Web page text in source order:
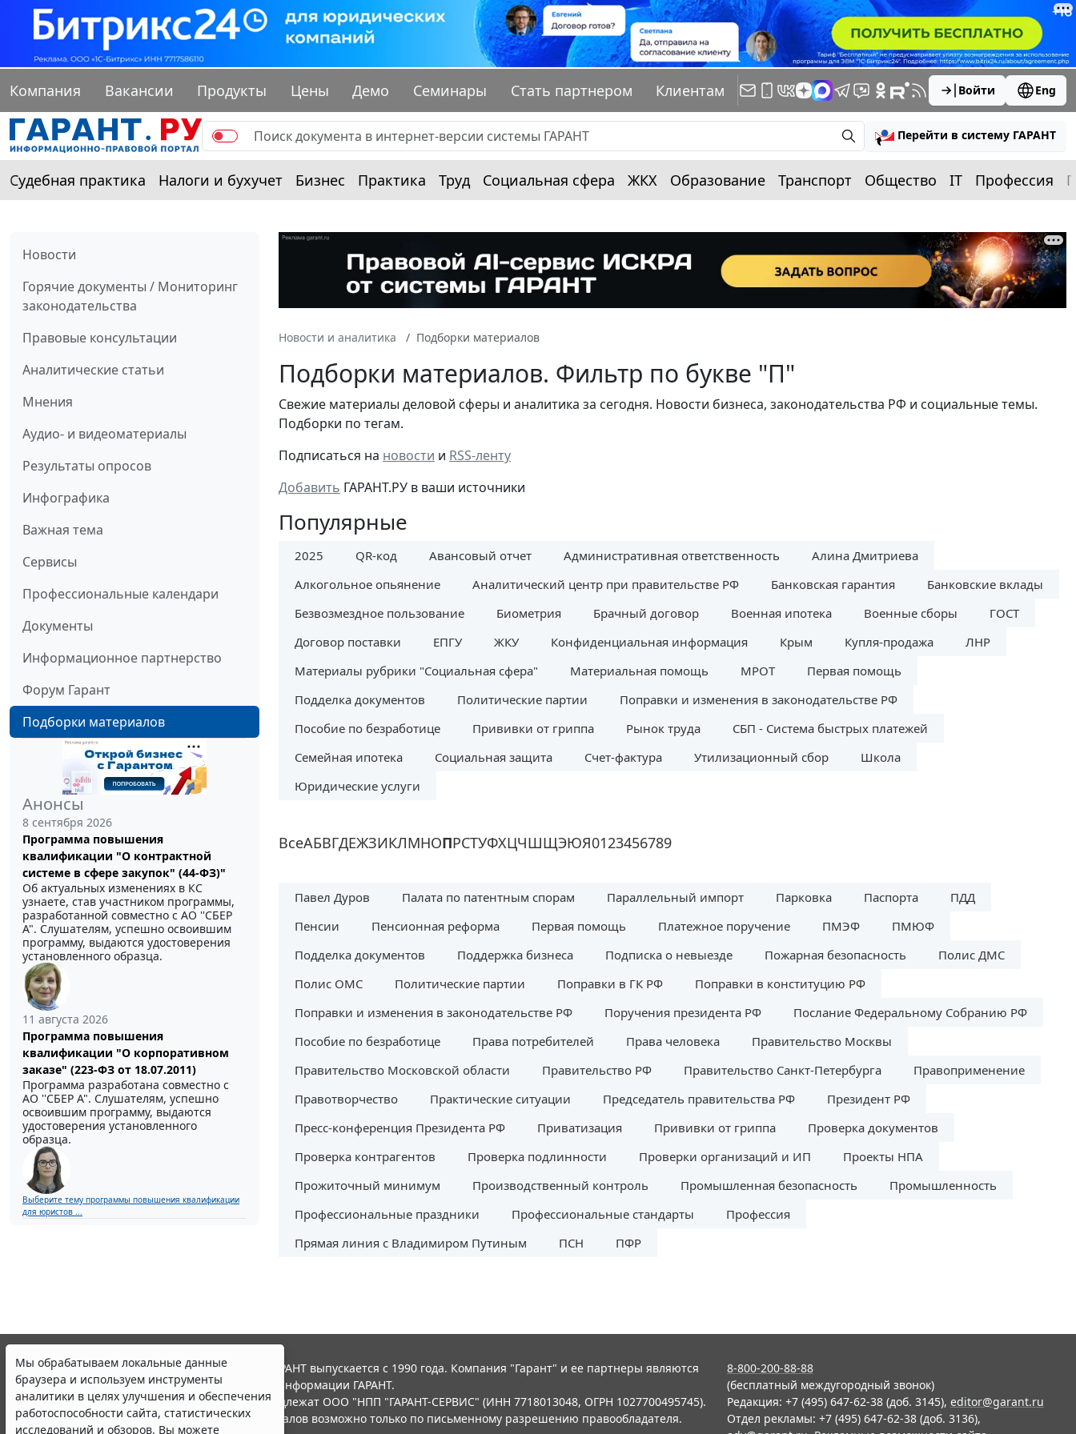
Компания Вакансии Продукты Цены Демо Семинары Стать партнером Клиентам Войти Eng
Перейти в систему ГАРАНТ
Судебная практика Налоги и бухучет Бизнес Практика Труд Социальная сфера ЖКХ Образование Транспорт Общество IT Профессия
Новости
Горячие документы / Мониторинг
законодательства
Правовые консультации
Аналитические статьи
Мнения
Аудио- и видеоматериалы
Результаты опросов
Инфографика
Важная тема
Сервисы
Профессиональные календари
Документы
Информационное партнерство
Форум Гарант
Подборки материалов
Анонсы
8 сентября 2026
Программа повышения
квалификации "О контрактной
системе в сфере закупок" (44-ФЗ)"
Об актуальных изменениях в КС
узнаете, став участником программы,
разработанной совместно с АО ''СБЕР
А". Слушателям, успешно освоившим
программу, выдаются удостоверения
установленного образца.
11 августа 2026
Программа повышения
квалификации "О корпоративном
заказе" (223-ФЗ от 18.07.2011)
Программа разработана совместно с
АО ''СБЕР А". Слушателям, успешно
освоившим программу, выдаются
удостоверения установленного
образца.
Выберите тему программы повышения квалификации
для юристов ...
Новости и аналитика Подборки материалов
Подборки материалов. Фильтр по букве "П"
Cвежие материалы деловой сферы и аналитика за сегодня. Новости бизнеса, законодательства РФ и социальные темы.
Подборки по тегам.
Подписаться на новости и RSS-ленту
Добавить ГАРАНТ.РУ в ваши источники
Популярные
2025 QR-код Авансовый отчет Административная ответственность
Алина Дмитриева
Алкогольное опьянение
Аналитический центр при правительстве РФ Банковская гарантия
Банковские вклады
Безвозмездное пользование
Биометрия Брачный договор Военная ипотека Военные сборы
ГОСТ
Договор поставки
ЕПГУ ЖКУ Конфиденциальная информация Крым Купля-продажа
ЛНР
Материалы рубрики "Социальная сфера"
Материальная помощь МРОТ
Первая помощь
Подделка документов
Политические партии
Поправки и изменения в законодательстве РФ
Пособие по безработице
Прививки от гриппа Рынок труда
СБП - Система быстрых платежей
Семейная ипотека
Социальная защита Счет-фактура Утилизационный сбор
Школа
Юридические услуги
ВсеАБВГДЕЖЗИКЛМНОПРСТУФХЦЧШЩЭЮЯ0123456789
Павел Дуров Палата по патентным спорам Параллельный импорт Парковка Паспорта
ПДД
Пенсии
Пенсионная реформа Первая помощь Платежное поручение ПМЭФ
ПМЮФ
Подделка документов
Поддержка бизнеса Подписка о невыезде Пожарная безопасность
Полис ДМС
Полис ОМС
Политические партии Поправки в ГК РФ
Поправки в конституцию РФ
Поправки и изменения в законодательстве РФ
Поручения президента РФ
Послание Федеральному Собранию РФ
Пособие по безработице
Права потребителей Права человека
Правительство Москвы
Правительство Московской области
Правительство РФ Правительство Санкт-Петербурга
Правоприменение
Правотворчество
Практические ситуации Председатель правительства РФ
Президент РФ
Пресс-конференция Президента РФ
Приватизация Прививки от гриппа
Проверка документов
Проверка контрагентов
Проверка подлинности Проверки организаций и ИП
Проекты НПА
Прожиточный минимум
Производственный контроль Промышленная безопасность
Промышленность
Профессиональные праздники
Профессиональные стандарты
Профессия
Прямая линия с Владимиром Путиным
ПСН ПФР
Мы обрабатываем локальные данные
браузера и используем инструменты
аналитики в целях улучшения и обеспечения
работоспособности сайта, статистических
исследований и обзоров. Вы можете
© ООО "НПП "ГАРАНТ-СЕРВИС", 2026. Система ГАРАНТ выпускается с 1990 года. Компания "Гарант" и ее партнеры являются
участниками Российской ассоциации правовой информации ГАРАНТ.
Все права на материалы сайта ГАРАНТ.РУ принадлежат ООО "НПП "ГАРАНТ-СЕРВИС" (ИНН 7718013048, ОГРН 1027700495745).
Полное или частичное воспроизведение материалов возможно только по письменному разрешению правообладателя.
8-800-200-88-88
(бесплатный междугородный звонок)
Редакция: +7 (495) 647-62-38 (доб. 3145), editor@garant.ru
Отдел рекламы: +7 (495) 647-62-38 (доб. 3136),